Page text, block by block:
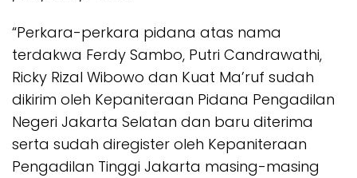
“Perkara-perkara pidana atas nama
terdakwa Ferdy Sambo, Putri Candrawathi,
Ricky Rizal Wibowo dan Kuat Ma’ruf sudah
dikirim oleh Kepaniteraan Pidana Pengadilan
Negeri Jakarta Selatan dan baru diterima
serta sudah diregister oleh Kepaniteraan
Pengadilan Tinggi Jakarta masing-masing